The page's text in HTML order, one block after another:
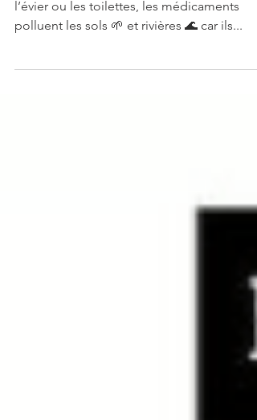
Le saviez-vous ❓ 💊 Jetés dans la poubelle,
l’évier ou les toilettes, les médicaments